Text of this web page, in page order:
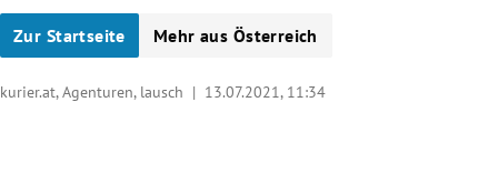
Zur Startseite Mehr aus Österreich
kurier.at, Agenturen, lausch | 13.07.2021, 11:34